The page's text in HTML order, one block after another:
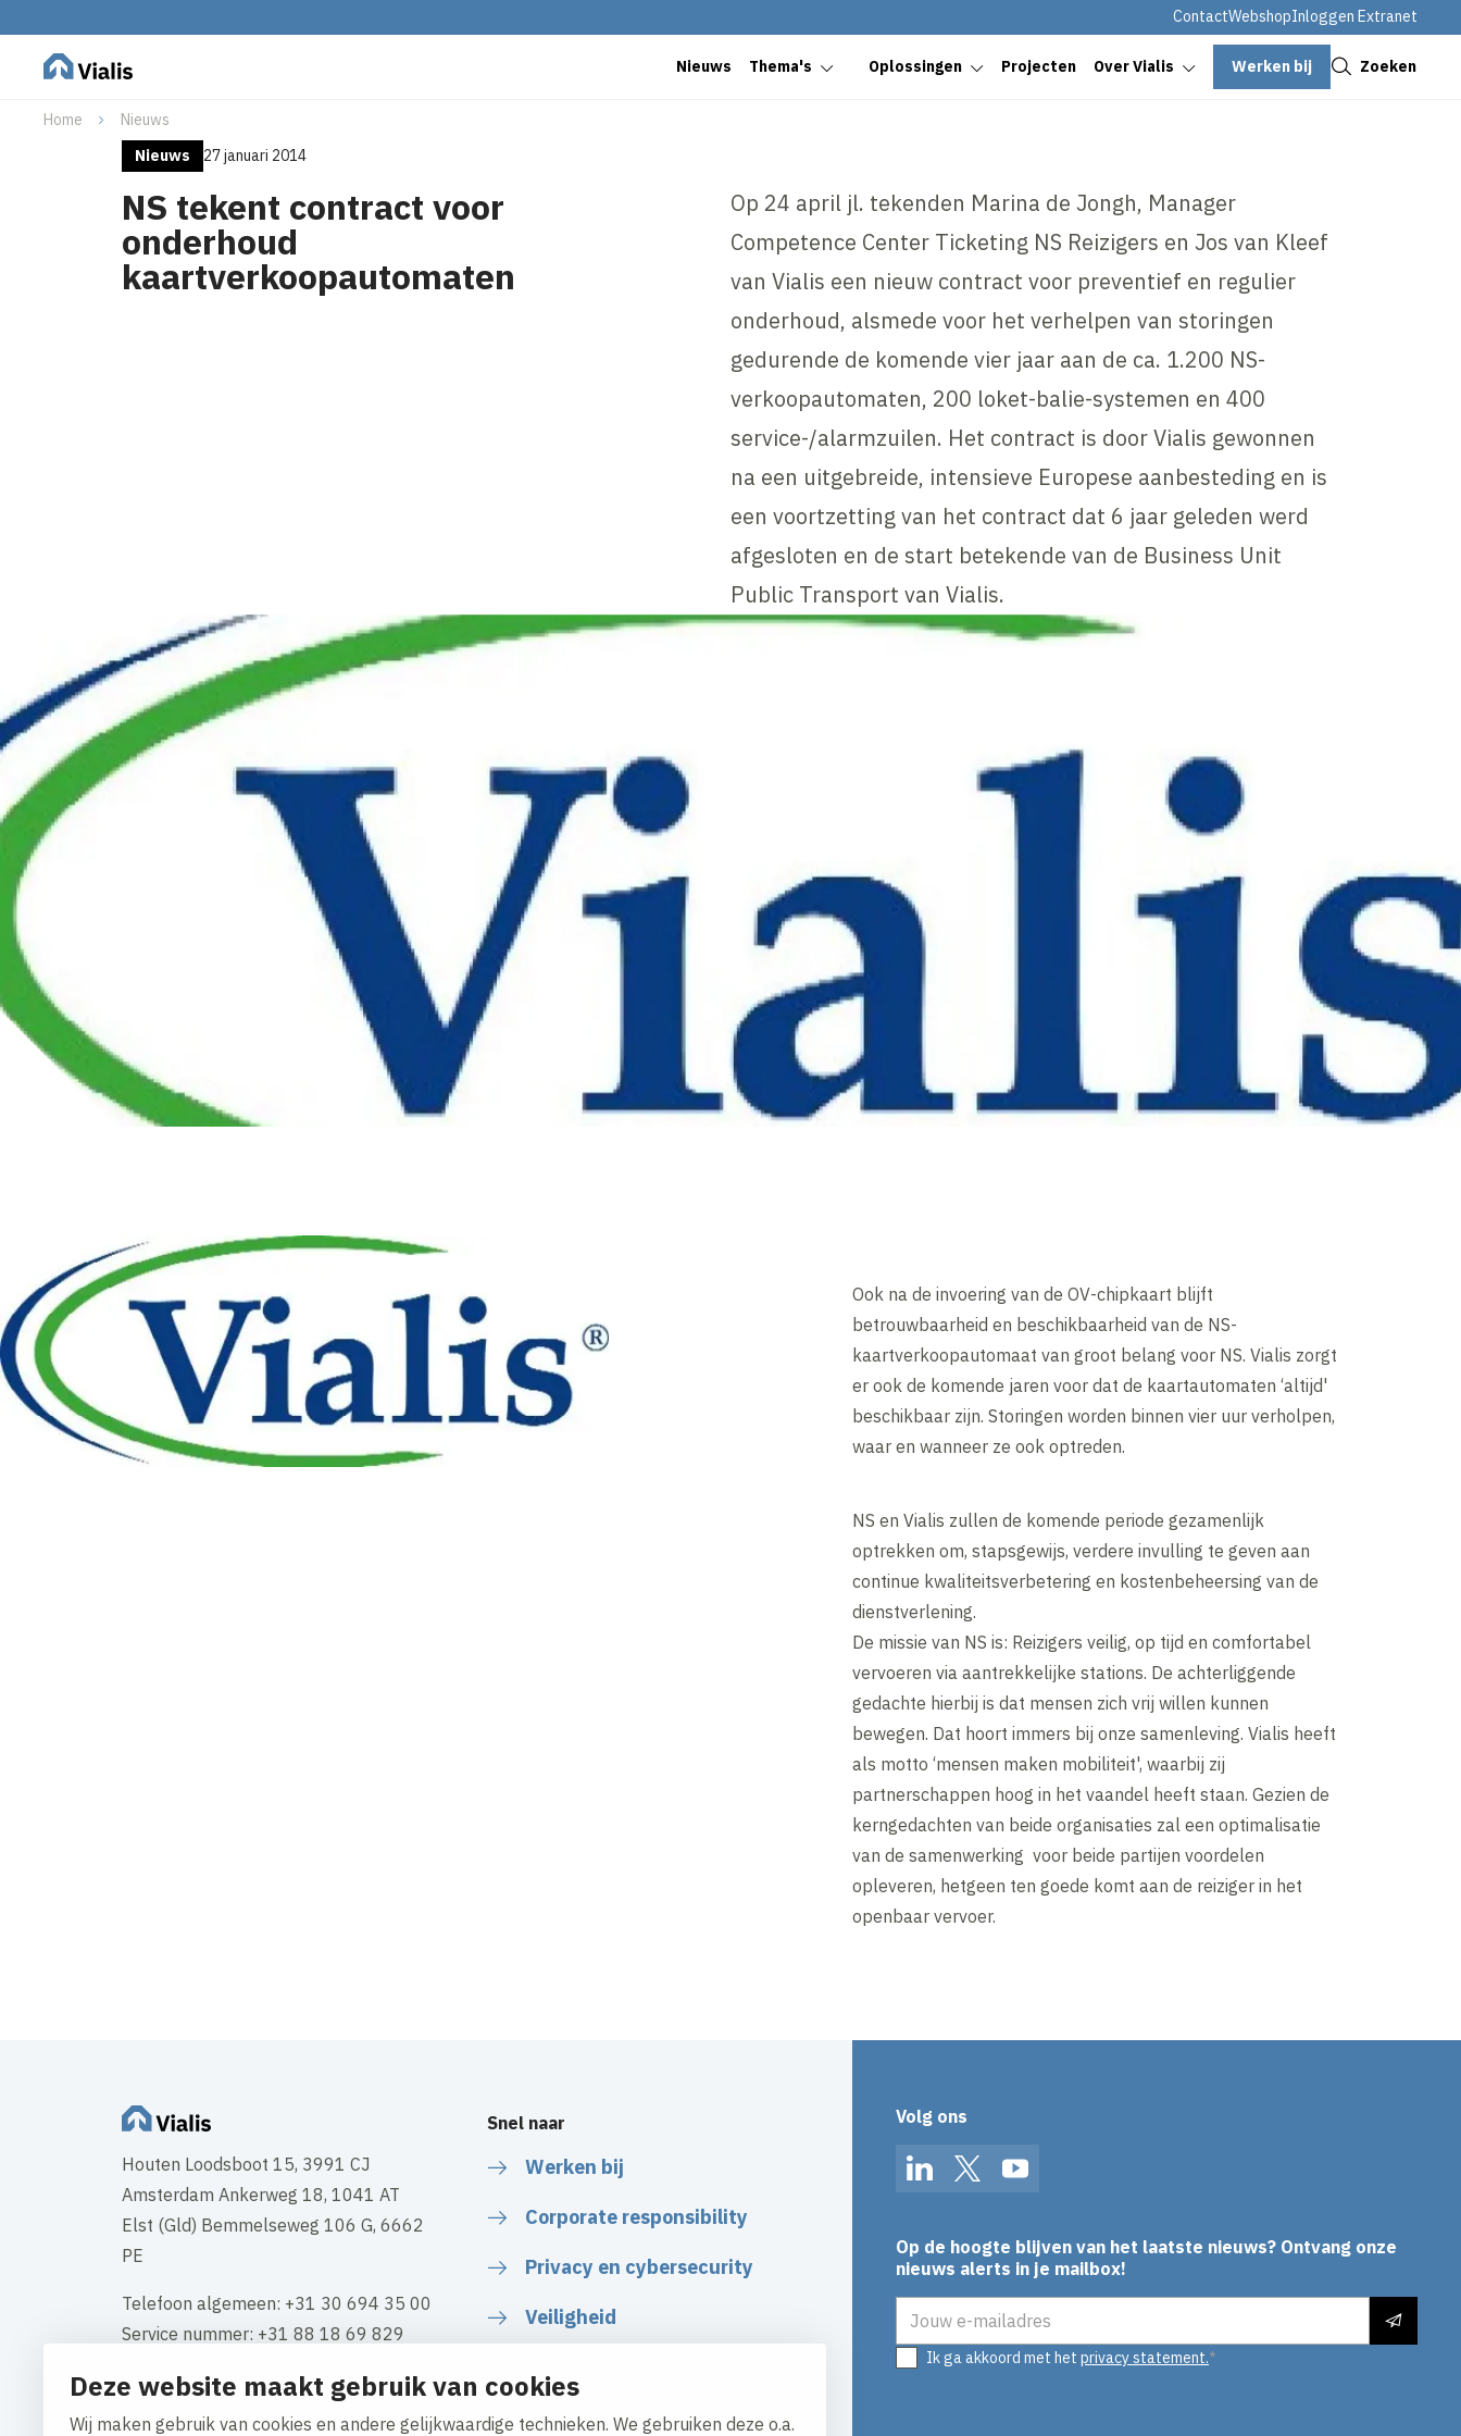
Deze website maakt gebruik van cookies
Wij maken gebruik van cookies en andere gelijkwaardige technieken. We gebruiken deze o.a.
ContactWebshopInloggen Extranet
Nieuws Thema's Oplossingen Projecten Over Vialis Werken bij Zoeken
Home
Nieuws
Nieuws
27 januari 2014
NS tekent contract voor
onderhoud
kaartverkoopautomaten
Op 24 april jl. tekenden Marina de Jongh, Manager
Competence Center Ticketing NS Reizigers en Jos van Kleef
van Vialis een nieuw contract voor preventief en regulier
onderhoud, alsmede voor het verhelpen van storingen
gedurende de komende vier jaar aan de ca. 1.200 NS-
verkoopautomaten, 200 loket-balie-systemen en 400
service-/alarmzuilen. Het contract is door Vialis gewonnen
na een uitgebreide, intensieve Europese aanbesteding en is
een voortzetting van het contract dat 6 jaar geleden werd
afgesloten en de start betekende van de Business Unit
Public Transport van Vialis.
Ook na de invoering van de OV-chipkaart blijft
betrouwbaarheid en beschikbaarheid van de NS-
kaartverkoopautomaat van groot belang voor NS. Vialis zorgt
er ook de komende jaren voor dat de kaartautomaten ‘altijd'
beschikbaar zijn. Storingen worden binnen vier uur verholpen,
waar en wanneer ze ook optreden.
NS en Vialis zullen de komende periode gezamenlijk
optrekken om, stapsgewijs, verdere invulling te geven aan
continue kwaliteitsverbetering en kostenbeheersing van de
dienstverlening.
De missie van NS is: Reizigers veilig, op tijd en comfortabel
vervoeren via aantrekkelijke stations. De achterliggende
gedachte hierbij is dat mensen zich vrij willen kunnen
bewegen. Dat hoort immers bij onze samenleving. Vialis heeft
als motto ‘mensen maken mobiliteit', waarbij zij
partnerschappen hoog in het vaandel heeft staan. Gezien de
kerngedachten van beide organisaties zal een optimalisatie
van de samenwerking voor beide partijen voordelen
opleveren, hetgeen ten goede komt aan de reiziger in het
openbaar vervoer.
Houten Loodsboot 15, 3991 CJ
Amsterdam Ankerweg 18, 1041 AT
Elst (Gld) Bemmelseweg 106 G, 6662
PE
Telefoon algemeen: +31 30 694 35 00
Service nummer: +31 88 18 69 829
KVK-nummer: 34117661
BTW: NL 808549534B01
Snel naar
Werken bij
Corporate responsibility
Privacy en cybersecurity
Veiligheid
Algemene voorwaarden
Volg ons
LinkedInTwitterYouTube
Op de hoogte blijven van het laatste nieuws? Ontvang onze
nieuws alerts in je mailbox!
Ik ga akkoord met het privacy statement.
Sluiten